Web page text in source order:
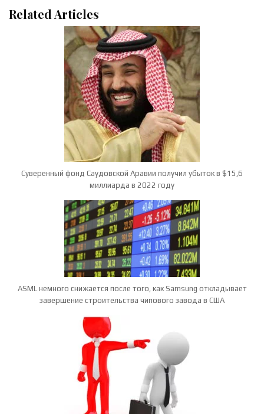
Related Articles
Суверенный фонд Саудовской Аравии получил убыток в $15,6
миллиарда в 2022 году
ASML немного снижается после того, как Samsung откладывает
завершение строительства чипового завода в США